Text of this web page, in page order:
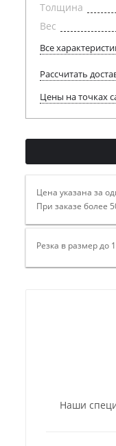
Толщина
Вес
Все
Рассчитать
Цены на точках
Цена указана за
При заказе более
Резка в размер
Наши